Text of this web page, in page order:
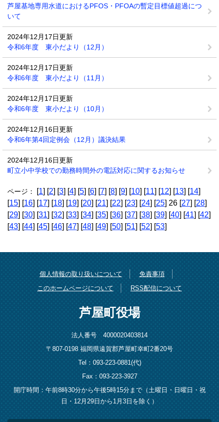
芦屋基地専用水道におけるPFOS・PFOAの暫定目標値超過につ
いて
2024年12月17日更新
令和6年度 東小だより（12月）
2024年12月17日更新
令和6年度 東小だより（11月）
2024年12月17日更新
令和6年度 東小だより（10月）
2024年12月16日更新
令和6年第4回定例会（12月）議決結果
2024年12月16日更新
町立小中学校での勤務時間外の電話対応に関するお知らせ
ページ： [1] [2] [3] [4] [5] [6] [7] [8] [9] [10] [11] [12] [13] [14]
[15] [16] [17] [18] [19] [20] [21] [22] [23] [24] [25] 26 [27] [28]
[29] [30] [31] [32] [33] [34] [35] [36] [37] [38] [39] [40] [41] [42]
[43] [44] [45] [46] [47] [48] [49] [50] [51] [52] [53]
個人情報の取り扱いについて
免責事項
このホームページについて
RSS配信について
芦屋町役場
法人番号 4000020403814
〒807-0198 福岡県遠賀郡芦屋町幸町2番20号
Tel：093-223-0881(代)
Fax：093-223-3927
開庁時間：午前8時30分から午後5時15分まで（土曜日・日曜日・祝
日・12月29日から1月3日を除く）